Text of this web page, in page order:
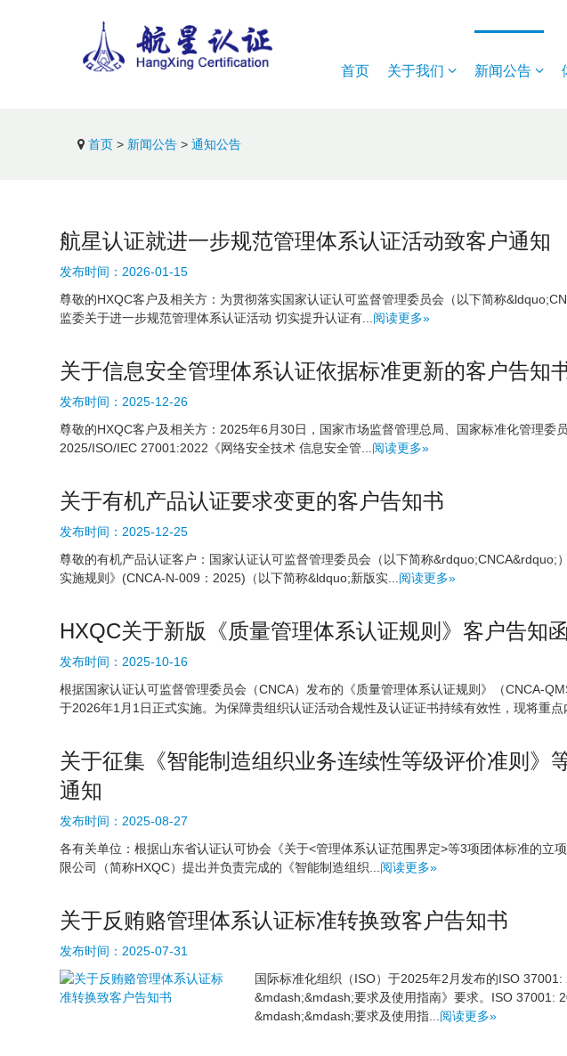
首页 关于我们 新闻公告
首页 > 新闻公告 > 通知公告
航星认证就进一步规范管理体系认证活动致客户通知
发布时间： 2026-01-15
尊敬的HXQC客户及相关方：为贯彻落实国家认证认可监督管理委员会（以下简称
监委关于进一步规范管理体系认证活动 切实提升认证有... 阅读更多»
关于信息安全管理体系认证依据标准更新的客户告知
发布时间： 2025-12-26
尊敬的HXQC客户及相关方：2025年6月30日，国家市场监督管理总局、国家标准化管理委
2025/ISO/IEC 27001:2022《网络安全技术 信息安全管... 阅读更多»
关于有机产品认证要求变更的客户告知书
发布时间： 2025-12-25
尊敬的有机产品认证客户：国家认证认可监督管理委员会（以下简称&rdquo;CNCA&rdquo;
实施规则》(CNCA-N-009：2025)（以下简称&ldquo;新版实... 阅读更多»
HXQC关于新版《质量管理体系认证规则》客户告知函
发布时间： 2025-10-16
根据国家认证认可监督管理委员会（CNCA）发布的《质量管理体系认证规则》（CNCA-
于2026年1月1日正式实施。为保障贵组织认证活动合规性及认证证书持续有效性，现将重点
关于征集《智能制造组织业务连续性等级评价准则》
通知
发布时间： 2025-08-27
各有关单位：根据山东省认证认可协会《关于<管理体系认证范围界定>等3项团体标准的立
限公司（简称HXQC）提出并负责完成的《智能制造组织... 阅读更多»
关于反贿赂管理体系认证标准转换致客户告知书
发布时间： 2025-07-31
国际标准化组织（ISO）于2025年2月发布的ISO
&mdash;&mdash;要求及使用指南》要求。ISO 37001:
&mdash;&mdash;要求及使用指... 阅读更多»